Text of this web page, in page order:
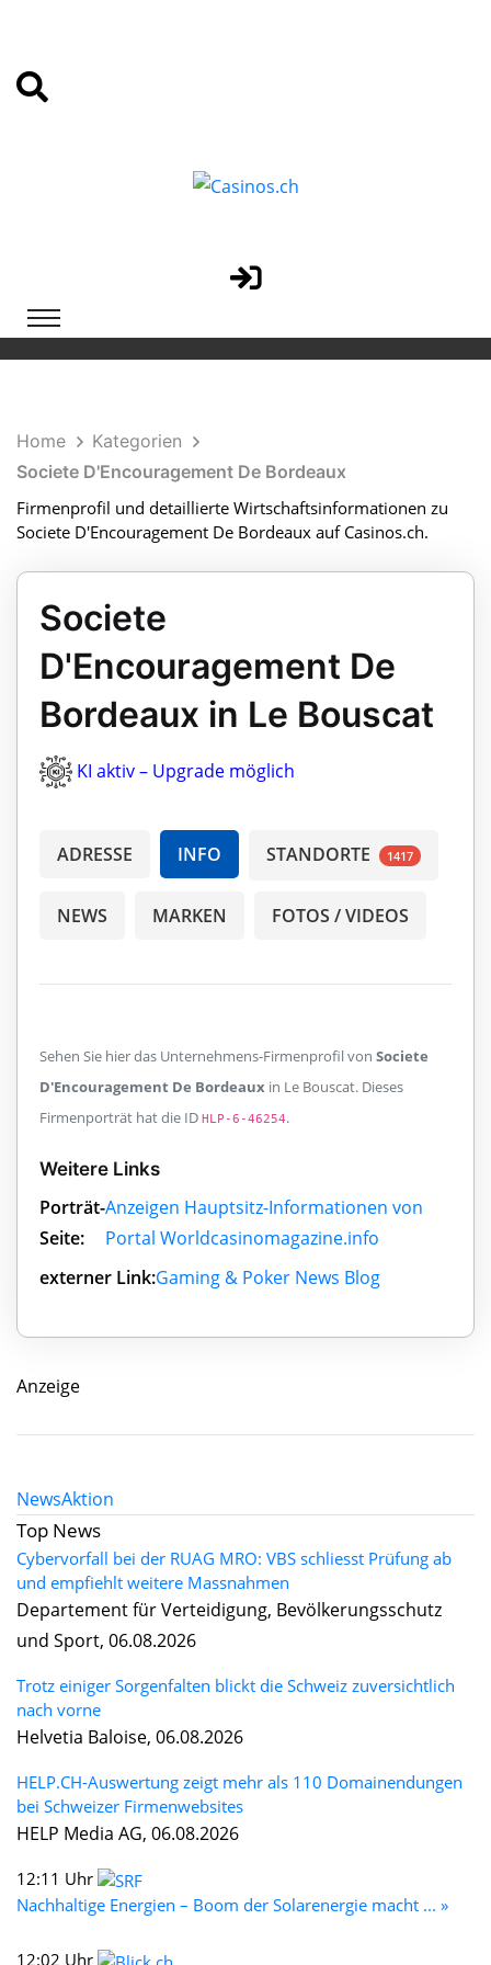
Home
Kategorien
Societe D'Encouragement De Bordeaux
Firmenprofil und detaillierte Wirtschaftsinformationen zu
Societe D'Encouragement De Bordeaux auf Casinos.ch.
Societe
D'Encouragement De
Bordeaux in Le Bouscat
KI aktiv – Upgrade möglich
ADRESSE INFO STANDORTE 1417
NEWS MARKEN FOTOS / VIDEOS
Sehen Sie hier das Unternehmens-Firmenprofil von Societe
D'Encouragement De Bordeaux in Le Bouscat. Dieses
Firmenporträt hat die ID HLP-6-46254.
Weitere Links
Porträt-
Seite:
Anzeigen Hauptsitz-Informationen von
Portal Worldcasinomagazine.info
externer Link:Gaming & Poker News Blog
Anzeige
NewsAktion
Top News
Cybervorfall bei der RUAG MRO: VBS schliesst Prüfung ab
und empfiehlt weitere Massnahmen
Departement für Verteidigung, Bevölkerungsschutz
und Sport, 06.08.2026
Trotz einiger Sorgenfalten blickt die Schweiz zuversichtlich
nach vorne
Helvetia Baloise, 06.08.2026
HELP.CH-Auswertung zeigt mehr als 110 Domainendungen
bei Schweizer Firmenwebsites
HELP Media AG, 06.08.2026
12:11 Uhr
Nachhaltige Energien – Boom der Solarenergie macht ... »
12:02 Uhr